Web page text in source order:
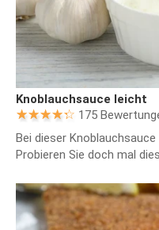
Knoblauchsauce leicht
175
Bei dieser
Probieren Sie doch mal